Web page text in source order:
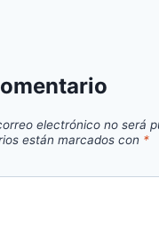
electrónico no será
están marcados con *